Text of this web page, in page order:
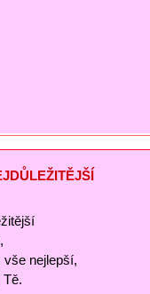
vše nejlepší,
Tě.